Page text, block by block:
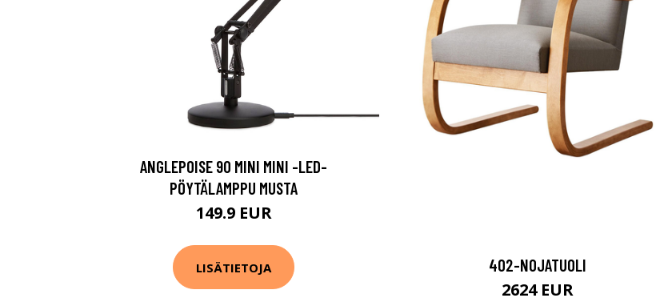
ANGLEPOISE 90 MINI MINI -LED-
PÖYTÄLAMPPU MUSTA
149.9 EUR
LISÄTIETOJA 402-NOJATUOLI
2624 EUR